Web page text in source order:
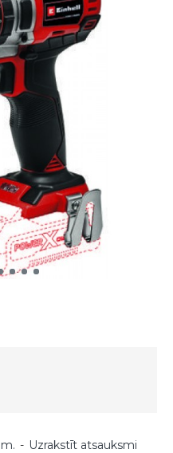
- Uzrakstīt atsauksmi